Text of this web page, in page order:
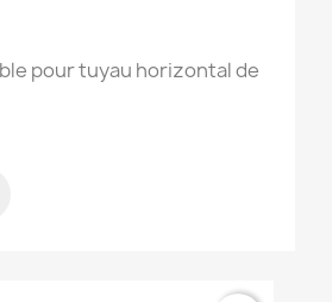
pour tuyau horizontal de